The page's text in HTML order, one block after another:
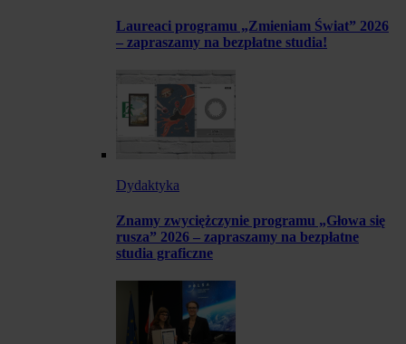
Laureaci programu „Zmieniam Świat” 2026
– zapraszamy na bezpłatne studia!
Dydaktyka
Znamy zwyciężczynie programu „Głowa się
rusza” 2026 – zapraszamy na bezpłatne
studia graficzne